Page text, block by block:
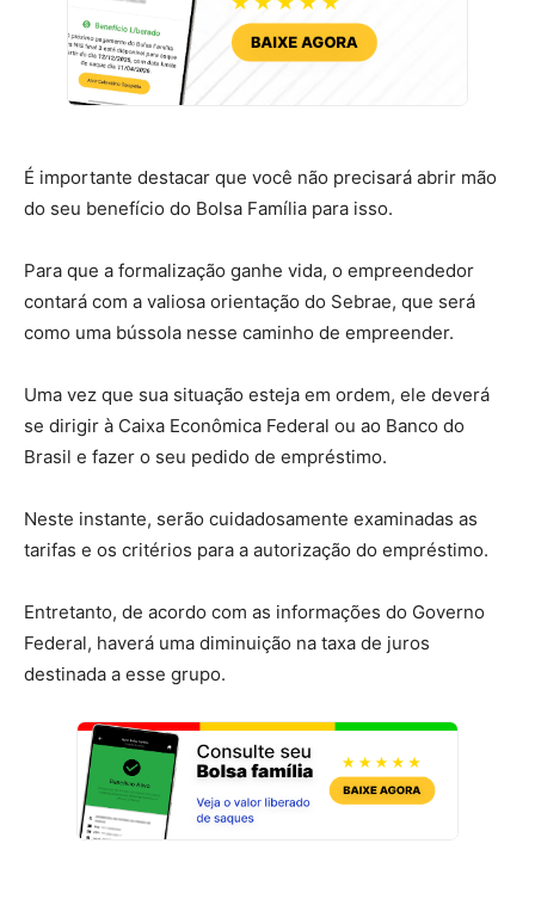
É importante destacar que você não precisará abrir mão
do seu benefício do Bolsa Família para isso.
Para que a formalização ganhe vida, o empreendedor
contará com a valiosa orientação do Sebrae, que será
como uma bússola nesse caminho de empreender.
Uma vez que sua situação esteja em ordem, ele deverá
se dirigir à Caixa Econômica Federal ou ao Banco do
Brasil e fazer o seu pedido de empréstimo.
Neste instante, serão cuidadosamente examinadas as
tarifas e os critérios para a autorização do empréstimo.
Entretanto, de acordo com as informações do Governo
Federal, haverá uma diminuição na taxa de juros
destinada a esse grupo.